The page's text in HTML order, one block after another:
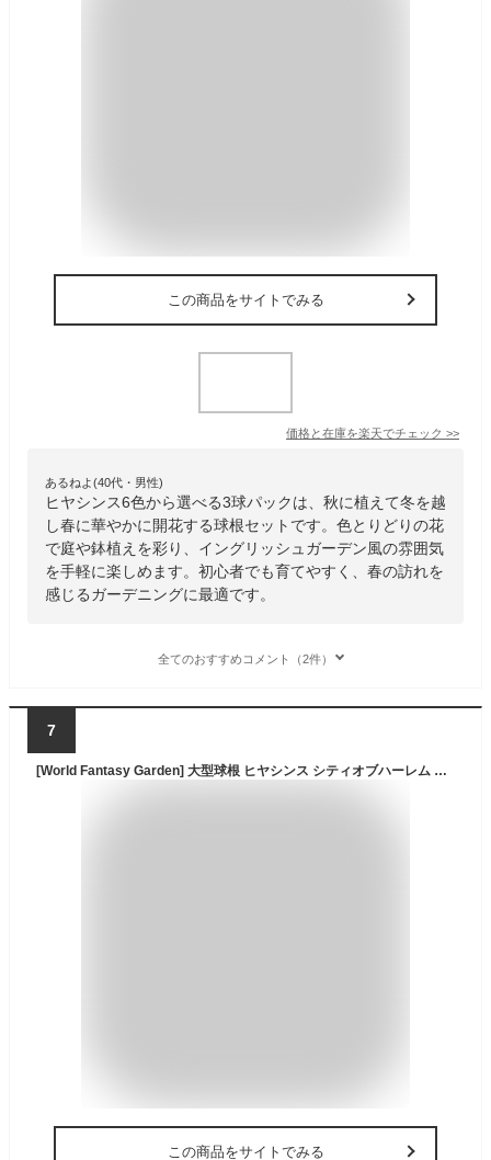
この商品をサイトでみる
価格と在庫を楽天でチェック >>
あるねよ(40代・男性)
ヒヤシンス6色から選べる3球パックは、秋に植えて冬を越
し春に華やかに開花する球根セットです。色とりどりの花
で庭や鉢植えを彩り、イングリッシュガーデン風の雰囲気
を手軽に楽しめます。初心者でも育てやすく、春の訪れを
感じるガーデニングに最適です。
全てのおすすめコメント（2件）
7
[World Fantasy Garden] 大型球根 ヒヤシンス シティオブハーレム 黄色 1球 水耕栽培【宅配便でお届け】 Hyacinthus 風信子 ヒアシンス 植えっぱなし 秋植え球根 2025BU COM
この商品をサイトでみる